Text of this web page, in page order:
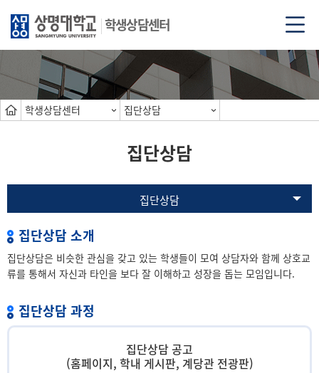
학생상담센터
학생상담센터 집단상담
집단상담
집단상담
집단상담 소개
집단상담은 비슷한 관심을 갖고 있는 학생들이 모여 상담자와 함께 상호교
류를 통해서 자신과 타인을 보다 잘 이해하고 성장을 돕는 모임입니다.
집단상담 과정
집단상담 공고
(홈페이지, 학내 게시판, 계당관 전광판)